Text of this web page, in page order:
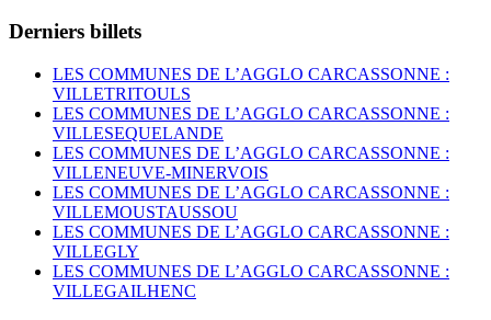
Derniers billets
LES COMMUNES DE L’AGGLO CARCASSONNE :
VILLETRITOULS
LES COMMUNES DE L’AGGLO CARCASSONNE :
VILLESEQUELANDE
LES COMMUNES DE L’AGGLO CARCASSONNE :
VILLENEUVE-MINERVOIS
LES COMMUNES DE L’AGGLO CARCASSONNE :
VILLEMOUSTAUSSOU
LES COMMUNES DE L’AGGLO CARCASSONNE :
VILLEGLY
LES COMMUNES DE L’AGGLO CARCASSONNE :
VILLEGAILHENC